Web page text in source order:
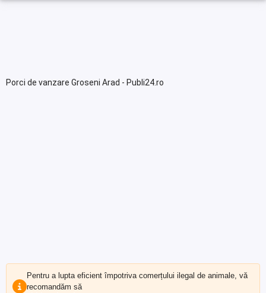
Porci de vanzare Groseni Arad - Publi24.ro
Pentru a lupta eficient împotriva comerțului ilegal de animale, vă
recomandăm să